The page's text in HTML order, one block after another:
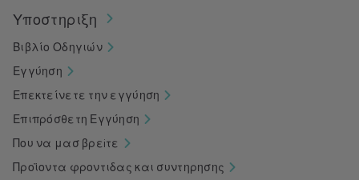
Υποστηριξη
Βιβλίο Οδηγιών
Εγγύηση
Επεκτείνετε την εγγύηση
Επιπρόσθετη Εγγύηση
Που να μασ βρεiτε
Προϊοντα φροντιδας και συντηρησης